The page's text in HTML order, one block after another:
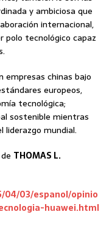
y ambiciosa que
internacional,
polo tecnológico capaz
chinas bajo
europeos,
tecnológica;
sostenible mientras
liderazgo mundial.
THOMAS L.
04/03/espanol/opinio
huawei.html